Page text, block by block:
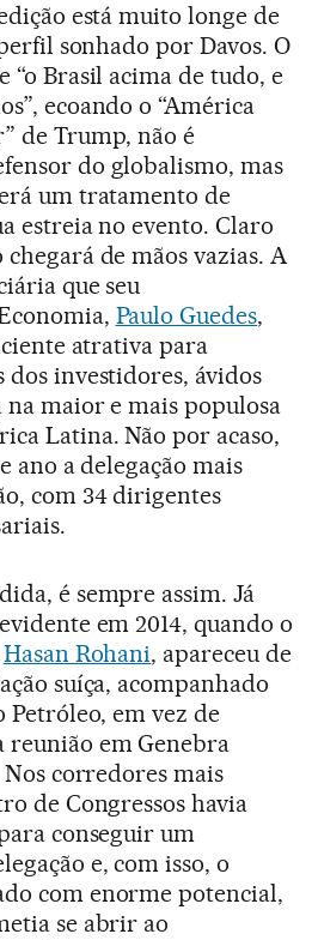
está muito longe de
sonhado por Davos. O
“o Brasil acima de tudo, e
ecoando o “América
de Trump, não é
do globalismo, mas
um tratamento de
estreia no evento. Claro
de mãos vazias. A
que seu
Paulo Guedes,
atrativa para
dos investidores, ávidos
maior e mais populosa
Latina. Não por acaso,
ano a delegação mais
com 34 dirigentes
é sempre assim. Já
em 2014, quando o
Hasan Rohani, apareceu de
suíça, acompanhado
em vez de
reunião em Genebra
Nos corredores mais
de Congressos havia
conseguir um
e, com isso, o
com enorme potencial,
se abrir ao